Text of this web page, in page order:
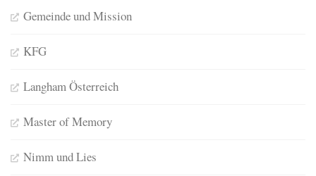
Gemeinde und Mission
KFG
Langham Österreich
Master of Memory
Nimm und Lies